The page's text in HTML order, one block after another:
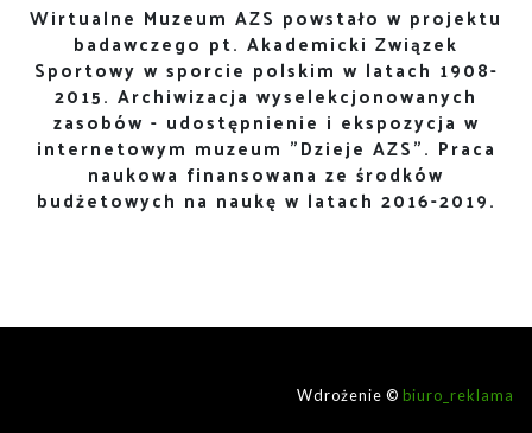
Wirtualne Muzeum AZS powstało w projektu
badawczego pt. Akademicki Związek
Sportowy w sporcie polskim w latach 1908-
2015. Archiwizacja wyselekcjonowanych
zasobów - udostępnienie i ekspozycja w
internetowym muzeum "Dzieje AZS". Praca
naukowa finansowana ze środków
budżetowych na naukę w latach 2016-2019.
Wdrożenie © biuro_reklama